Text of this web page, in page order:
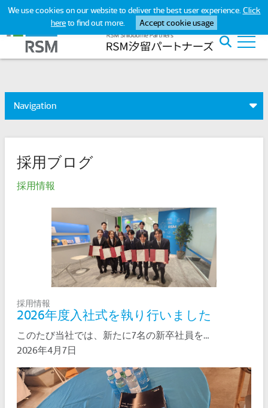
Navigation
採用ブログ
採用情報
採用情報
2026年度入社式を執り行いました
このたび当社では、新たに7名の新卒社員を…
2026年4月7日
We use cookies on our website to deliver the best user experience. Click
hereto find out more. Accept cookie usage